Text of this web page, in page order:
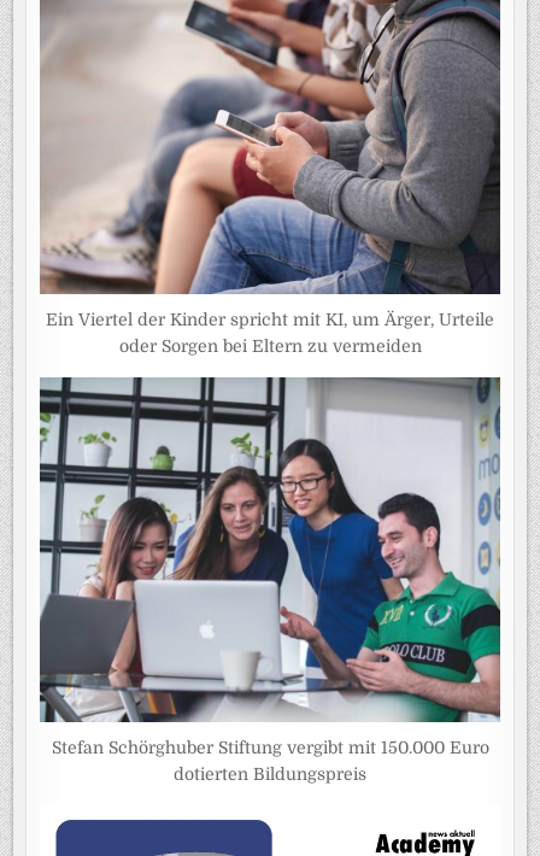
Ein Viertel der Kinder spricht mit KI, um Ärger, Urteile
oder Sorgen bei Eltern zu vermeiden
Stefan Schörghuber Stiftung vergibt mit 150.000 Euro
dotierten Bildungspreis